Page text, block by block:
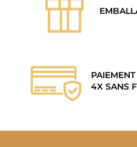
4X SANS